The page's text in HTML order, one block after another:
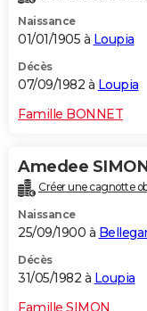
Naissance
01/01/1905 à Loupia
Décès
07/09/1982 à Loupia
Famille BONNET
Amedee
Créer une cagnotte
Naissance
25/09/1900 à
Décès
31/05/1982 à Loupia
Famille SIMON